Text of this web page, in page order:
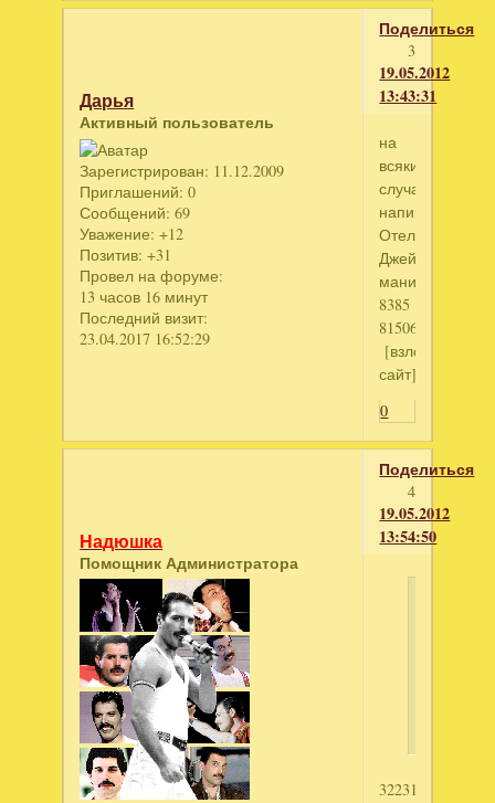
Поделиться
3
19.05.2012
13:43:31
Дарья
Активный пользователь
Зарегистрирован: 11.12.2009
Приглашений: 0
Сообщений: 69
Уважение: +12
Позитив: +31
Провел на форуме:
13 часов 16 минут
Последний визит:
23.04.2017 16:52:29
на
всякий
случай
напишу:
Отель
Джейн:
мания
8385
815060838442
[взломанный
сайт]
0
Поделиться
4
19.05.2012
13:54:50
Надюшка
Помощник Администратора
3223116292